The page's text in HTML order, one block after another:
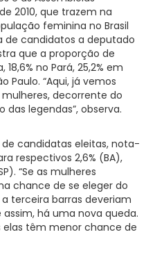
2010, que trazem na
feminina no Brasil
de candidatos a deputado
que a proporção de
18,6% no Pará, 25,2% em
Paulo. “Aqui, já vemos
decorrente do
legendas”, observa.
candidatas eleitas, nota-
respectivos 2,6% (BA),
“Se as mulheres
chance de se eleger do
terceira barras deveriam
há uma nova queda.
elas têm menor chance de